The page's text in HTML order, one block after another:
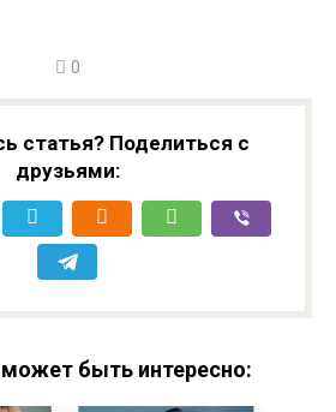
0
статья? Поделиться с
друзьями:
быть интересно: